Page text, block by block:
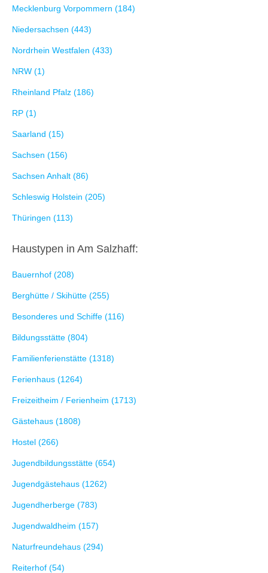
Mecklenburg Vorpommern (184)
Niedersachsen (443)
Nordrhein Westfalen (433)
NRW (1)
Rheinland Pfalz (186)
RP (1)
Saarland (15)
Sachsen (156)
Sachsen Anhalt (86)
Schleswig Holstein (205)
Thüringen (113)
Haustypen in Am Salzhaff:
Bauernhof (208)
Berghütte / Skihütte (255)
Besonderes und Schiffe (116)
Bildungsstätte (804)
Familienferienstätte (1318)
Ferienhaus (1264)
Freizeitheim / Ferienheim (1713)
Gästehaus (1808)
Hostel (266)
Jugendbildungsstätte (654)
Jugendgästehaus (1262)
Jugendherberge (783)
Jugendwaldheim (157)
Naturfreundehaus (294)
Reiterhof (54)